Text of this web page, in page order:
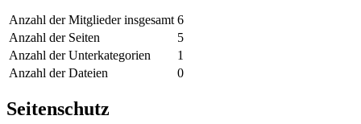
Anzahl der Mitglieder insgesamt 6
Anzahl der Seiten
5
Anzahl der Unterkategorien
1
Anzahl der Dateien
0
Seitenschutz